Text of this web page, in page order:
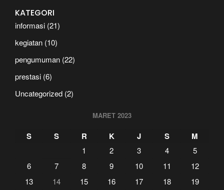
KATEGORI
informasi (21)
kegiatan (10)
pengumuman (22)
prestasi (6)
Uncategorized (2)
MARET 2023
S S R K J S M
1 2 3 4
5
6
7 8 9 10 11
12
13
14 15 16 17 18 19